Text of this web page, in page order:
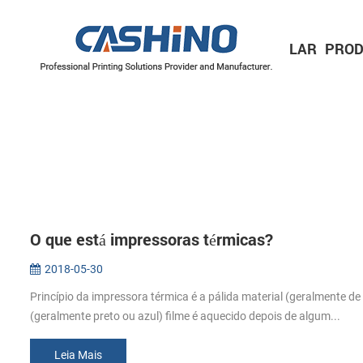
LAR
O que está impressoras térmicas?
2018-05-30
Princípio da impressora térmica é a pálida material (geralmente
(geralmente preto ou azul) filme é aquecido depois de algum...
Leia Mais